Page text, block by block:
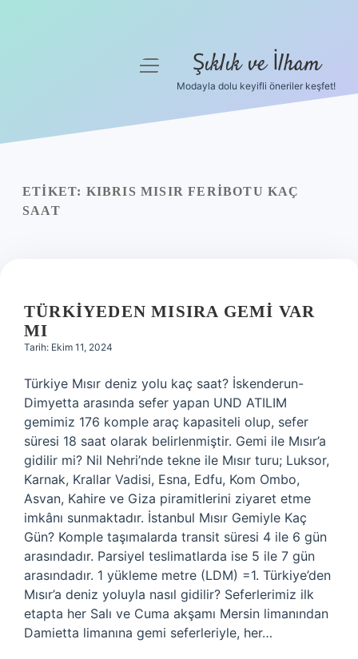
Yasal Uyarı
menüyü
Şıklık ve İlham
Modayla dolu keyifli öneriler keşfet!
ETIKET: KIBRIS MISIR FERIBOTU KAÇ
SAAT
TÜRKIYEDEN MISIRA GEMI VAR
MI
Tarih: Ekim 11, 2024
Türkiye Mısır deniz yolu kaç saat? İskenderun-
Dimyetta arasında sefer yapan UND ATILIM
gemimiz 176 komple araç kapasiteli olup, sefer
süresi 18 saat olarak belirlenmiştir. Gemi ile Mısır’a
gidilir mi? Nil Nehri’nde tekne ile Mısır turu; Luksor,
Karnak, Krallar Vadisi, Esna, Edfu, Kom Ombo,
Asvan, Kahire ve Giza piramitlerini ziyaret etme
imkânı sunmaktadır. İstanbul Mısır Gemiyle Kaç
Gün? Komple taşımalarda transit süresi 4 ile 6 gün
arasındadır. Parsiyel teslimatlarda ise 5 ile 7 gün
arasındadır. 1 yükleme metre (LDM) =1. Türkiye’den
Mısır’a deniz yoluyla nasıl gidilir? Seferlerimiz ilk
etapta her Salı ve Cuma akşamı Mersin limanından
Damietta limanına gemi seferleriyle, her…